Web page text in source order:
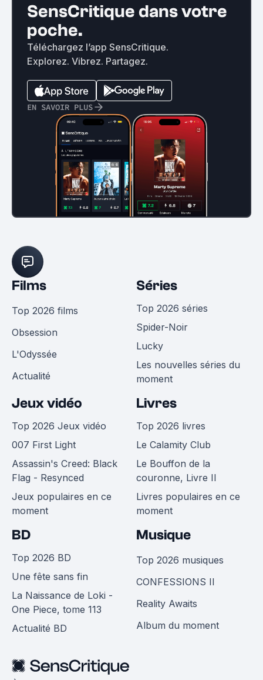
SensCritique dans votre
poche.
Téléchargez l’app SensCritique.
Explorez. Vibrez. Partagez.
EN SAVOIR PLUS
Films
Top 2026 films
Obsession
L'Odyssée
Actualité
Séries
Top 2026 séries
Spider-Noir
Lucky
Les nouvelles séries du
moment
Jeux vidéo
Top 2026 Jeux vidéo
007 First Light
Assassin's Creed: Black
Flag - Resynced
Jeux populaires en ce
moment
Livres
Top 2026 livres
Le Calamity Club
Le Bouffon de la
couronne, Livre II
Livres populaires en ce
moment
BD
Top 2026 BD
Une fête sans fin
La Naissance de Loki -
One Piece, tome 113
Actualité BD
Musique
Top 2026 musiques
CONFESSIONS II
Reality Awaits
Album du moment